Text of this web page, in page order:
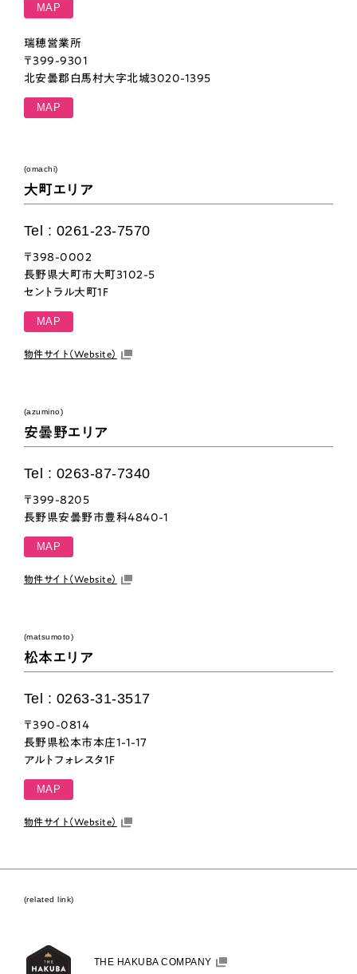
MAP
瑞穂営業所
〒399-9301
北安曇郡白馬村大字北城3020-1395
MAP
(omachi)
大町エリア
Tel : 0261-23-7570
〒398-0002
長野県大町市大町3102-5
セントラル大町1F
MAP
物件サイト（Website）
(azumino)
安曇野エリア
Tel : 0263-87-7340
〒399-8205
長野県安曇野市豊科4840-1
MAP
物件サイト（Website）
(matsumoto)
松本エリア
Tel : 0263-31-3517
〒390-0814
長野県松本市本庄1-1-17
アルトフォレスタ1F
MAP
物件サイト（Website）
(related link)
THE HAKUBA COMPANY